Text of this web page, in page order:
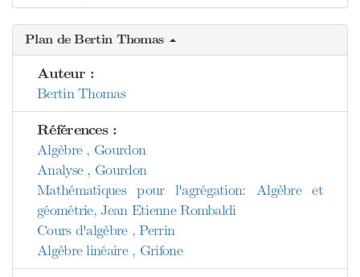
Plan de Bertin Thomas
Auteur :
Bertin Thomas
Références :
Algèbre , Gourdon
Analyse , Gourdon
Mathématiques pour l'agrégation: Algèbre et
géométrie, Jean Etienne Rombaldi
Cours d'algèbre , Perrin
Algèbre linéaire , Grifone